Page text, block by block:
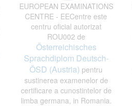
EUROPEAN EXAMINATIONS
CENTRE - EECentre este
centru oficial autorizat
ROU002 de
Österreichisches
Sprachdiplom Deutsch-
ÖSD (Austria) pentru
sustinerea examenelor de
certificare a cunostintelor de
limba germana, in Romania.